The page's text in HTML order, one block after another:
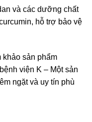
và các dưỡng chất
hỗ trợ bảo vệ
khảo sản phẩm
viện K – Một sản
ngặt và uy tín phù